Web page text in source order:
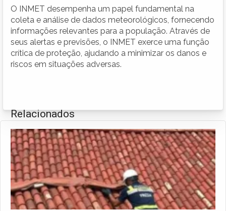
O INMET desempenha um papel fundamental na
coleta e análise de dados meteorológicos, fornecendo
informações relevantes para a população. Através de
seus alertas e previsões, o INMET exerce uma função
crítica de proteção, ajudando a minimizar os danos e
riscos em situações adversas.
Relacionados